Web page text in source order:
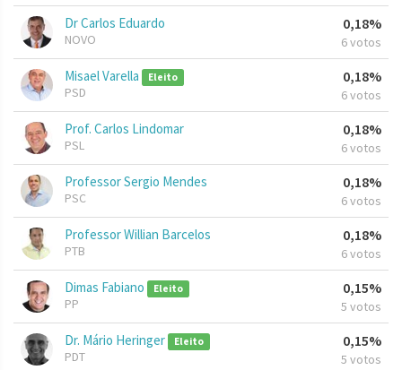
Dr Carlos Eduardo
NOVO
0,18%
6 votos
Misael Varella Eleito
PSD
0,18%
6 votos
Prof. Carlos Lindomar
PSL
0,18%
6 votos
Professor Sergio Mendes
PSC
0,18%
6 votos
Professor Willian Barcelos
PTB
0,18%
6 votos
Dimas Fabiano Eleito
PP
0,15%
5 votos
Dr. Mário Heringer Eleito
PDT
0,15%
5 votos